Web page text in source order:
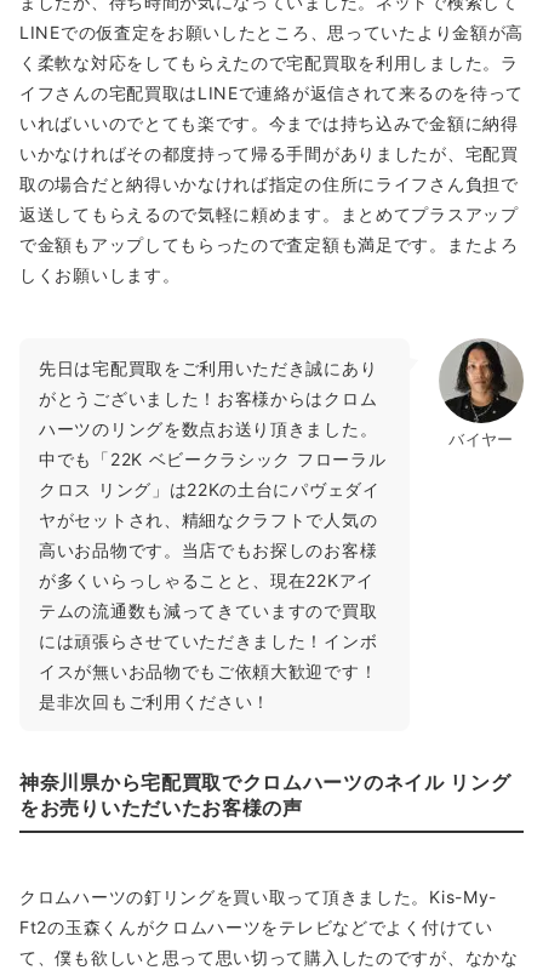
22K キーパーリング
パヴェダイヤ
22K製でダイヤをあしらったデザインは至高！創業以降より
「番人」の意味を持ち、数あるクロムハーツリングの中でも特
に愛され続けており、現在でも絶大な支持を受けているため高
く買取しております！
～2,600,000円買取
抜群の迫力で存在感を主張するリング。ダイヤなど石がセット
されているキーパーリングに比べるとやや金額は劣りますが、
22Kの素材感を存分に味わえる贅沢な逸品として人気の逸品で
す。
～1,300,000円買取
LINEでの仮査定をお願いしたところ、思っていたより金額が高
く柔軟な対応をしてもらえたので宅配買取を利用しました。ラ
イフさんの宅配買取はLINEで連絡が返信されて来るのを待って
いればいいのでとても楽です。今までは持ち込みで金額に納得
いかなければその都度持って帰る手間がありましたが、宅配買
取の場合だと納得いかなければ指定の住所にライフさん負担で
返送してもらえるので気軽に頼めます。まとめてプラスアップ
で金額もアップしてもらったので査定額も満足です。またよろ
しくお願いします。
バイヤー
先日は宅配買取をご利用いただき誠にあり
がとうございました！お客様からはクロム
ハーツのリングを数点お送り頂きました。
中でも「22K ベビークラシック フローラル
クロス リング」は22Kの土台にパヴェダイ
ヤがセットされ、精細なクラフトで人気の
高いお品物です。当店でもお探しのお客様
が多くいらっしゃることと、現在22Kアイ
テムの流通数も減ってきていますので買取
には頑張らさせていただきました！インボ
イスが無いお品物でもご依頼大歓迎です！
是非次回もご利用ください！
神奈川県から宅配買取でクロムハーツのネイル リング
をお売りいただいたお客様の声
クロムハーツの釘リングを買い取って頂きました。Kis-My-
Ft2の玉森くんがクロムハーツをテレビなどでよく付けてい
て、僕も欲しいと思って思い切って購入したのですが、なかな